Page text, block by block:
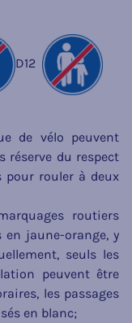
D12
de vélo peuvent
réserve du respect
pour rouler à deux
routiers
jaune-orange, y
seuls les
peuvent être
les passages
en blanc;